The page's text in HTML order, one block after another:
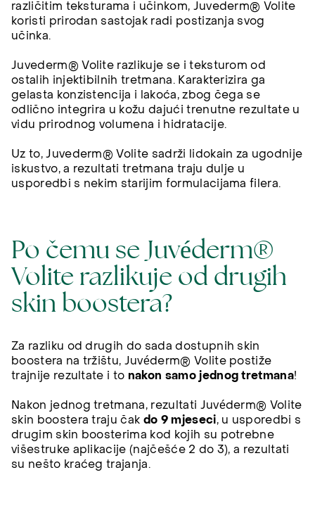
različitim teksturama i učinkom, Juvederm® Volite
koristi prirodan sastojak radi postizanja svog
učinka.
Juvederm® Volite razlikuje se i teksturom od
ostalih injektibilnih tretmana. Karakterizira ga
gelasta konzistencija i lakoća, zbog čega se
odlično integrira u kožu dajući trenutne rezultate u
vidu prirodnog volumena i hidratacije.
Uz to, Juvederm® Volite sadrži lidokain za ugodnije
iskustvo, a rezultati tretmana traju dulje u
usporedbi s nekim starijim formulacijama filera.
Po čemu se Juvéderm®
Volite razlikuje od drugih
skin boostera?
Za razliku od drugih do sada dostupnih skin
boostera na tržištu, Juvéderm® Volite postiže
trajnije rezultate i to nakon samo jednog tretmana!
Nakon jednog tretmana, rezultati Juvéderm® Volite
skin boostera traju čak do 9 mjeseci, u usporedbi s
drugim skin boosterima kod kojih su potrebne
višestruke aplikacije (najčešće 2 do 3), a rezultati
su nešto kraćeg trajanja.